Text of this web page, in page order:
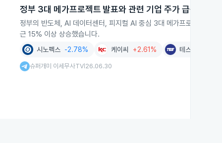
정부 3대 메가프로젝트 발표와 관련 기업 주가 급등
정부의 반도체, AI 데이터센터, 피지컬 AI 중심 3대 메가프로젝트 발
근 15% 이상 상승했습니다.
시노펙스 -2.78% 케이씨 +2.61% 테스
슈퍼개미 이세무사TV| 26.06.30